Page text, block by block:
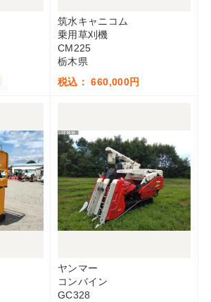
筑水キャニコム
乗用草刈機
CM225
栃木県
税込： 660,000円
ヤンマー
コンバイン
GC328